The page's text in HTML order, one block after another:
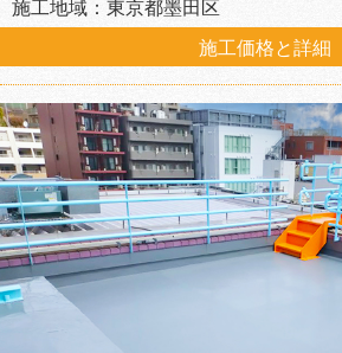
施工地域：東京都墨田区
施工価格と詳細